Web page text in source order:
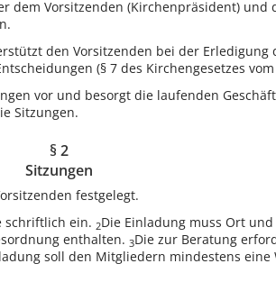
dem Vorsitzenden (Kirchenpräsident) und
den Vorsitzenden bei der Erledigung
(§ 7 des Kirchengesetzes vom
vor und besorgt die laufenden
Sitzungen.
§ 2
Sitzungen
festgelegt.
schriftlich ein. 2Die Einladung muss Ort
enthalten.3Die zur Beratung
soll den Mitgliedern mindestens eine